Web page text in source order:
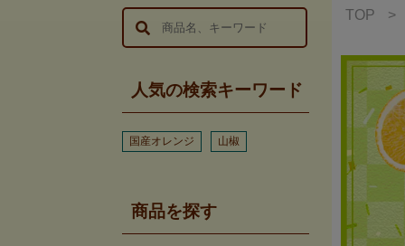
TOP >
人気の検索キーワード
国産オレンジ 山椒
商品を探す